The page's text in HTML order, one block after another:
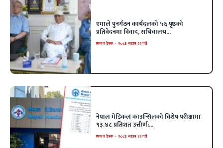
एमाले पुनर्गठन कार्यदलको ५६ पृष्ठको
प्रतिवेदनमा विवाद, सचिवालय...
एकपत्र डेस्क - २०८३ साउन २२ गते
नेपाल मेडिकल काउन्सिलको विशेष परीक्षामा
९३.४८ प्रतिशत उत्तीर्ण;...
एकपत्र डेस्क - २०८३ साउन २२ गते